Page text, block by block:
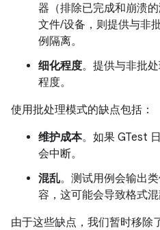
器（排除已完成和崩溃
文件/设备，则提供与非
例隔离。
细化程度。提供与非批
程度。
使用批处理模式的缺点包括：
维护成本。如果 GTest
会中断。
混乱。测试用例会输出
容，这可能会导致格式混
由于这些缺点，我们暂时移除